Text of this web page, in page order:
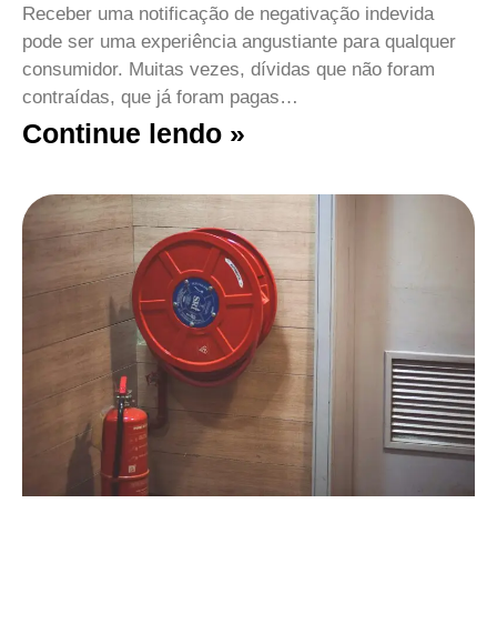
Receber uma notificação de negativação indevida
pode ser uma experiência angustiante para qualquer
consumidor. Muitas vezes, dívidas que não foram
contraídas, que já foram pagas…
Continue lendo »